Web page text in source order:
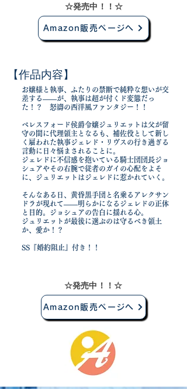
​☆発売中！！☆
Amazon販売ページへ
​【作品内容】
お嬢様と執事、ふたりの禁断で純粋な想いが交
差する――が、執事は超が付くド変態だっ
た！？ 怒濤の西洋風ファンタジー！！
ベレスフォード侯爵令嬢ジュリエットは父が留
守の間に代理領主となるも、補佐役として新し
く雇われた執事ジェレド・リヴスの行き過ぎる
言動に日々悩まされることに。
ジェレドに不信感を抱いている騎士団団長ジョ
シュアやその右腕で従者のガイの心配をよそ
に、ジュリエットはジェレドに惹かれていく。
そんなある日、黄昏黒手団と名乗るアレクサン
ドラが現れて――明らかになるジェレドの正体
と目的。ジョシュアの告白に揺れる心。
ジュリエットが最後に選ぶのは守るべき領土
か、愛か！？
SS『婚約阻止』付き！！
​☆発売中！！☆
Amazon販売ページへ